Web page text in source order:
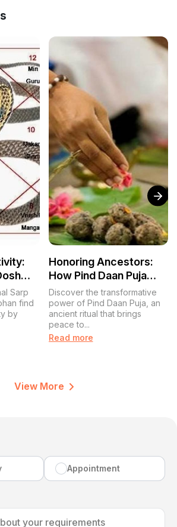
Sarp
find
by
Honoring Ancestors:
How Pind Daan Puja
Transforms Lives and
Souls
Discover the transformative
power of Pind Daan Puja, an
ancient ritual that brings
peace to...
Read more
View More
Appointment